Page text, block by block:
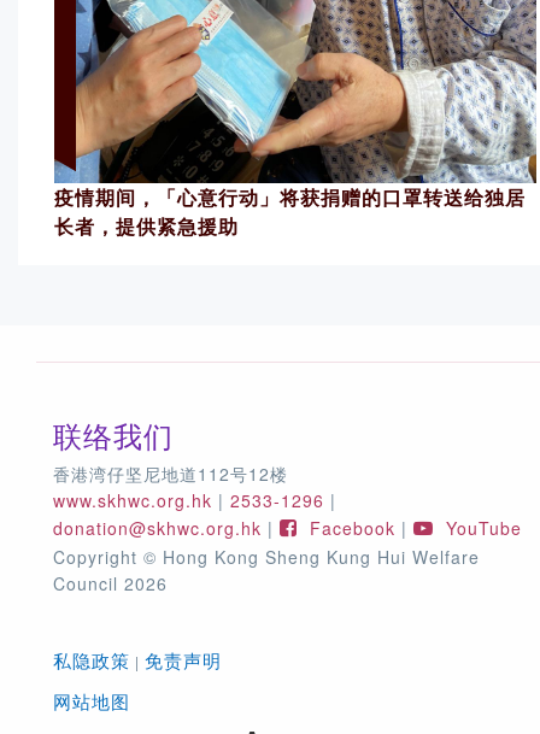
疫情期间，「心意行动」将获捐赠的口罩转送给独居
长者，提供紧急援助
私隐政策 | 免责声明
网站地图
联络我们
香港湾仔坚尼地道112号12楼
www.skhwc.org.hk | 2533-1296 |
donation@skhwc.org.hk | Facebook |
YouTube
Copyright © Hong Kong Sheng Kung Hui Welfare
Council 2026